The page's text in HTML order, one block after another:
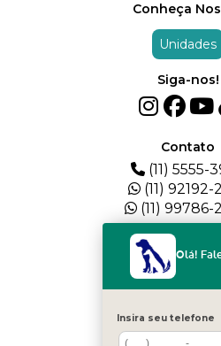
Conheça
Unidades
Siga-nos!
Contato
(11) 5555-
(11) 92192-
(11) 99786-
QUEM
PLANTEL
Olá!
Insira seu telefone